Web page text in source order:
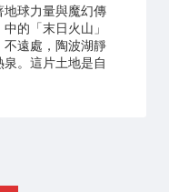
球力量與魔幻傳
的「末日火山」
遠處，陶波湖靜
。這片土地是自